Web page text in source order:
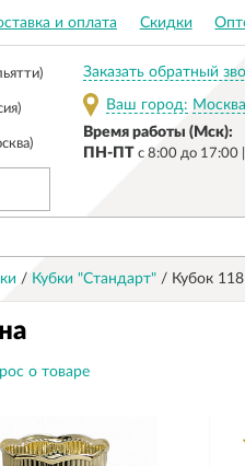
и оплата Скидки
Заказать обратный
Ваш город: Москва
Время работы (Мск):
ПН-ПТ c 8:00 до 17:00 |
/ Кубки "Стандарт" / Кубок
о товаре